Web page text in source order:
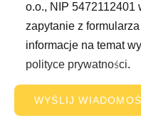
o.o., NIP 5472112401
zapytanie z
informacje na temat
polityce prywatności.